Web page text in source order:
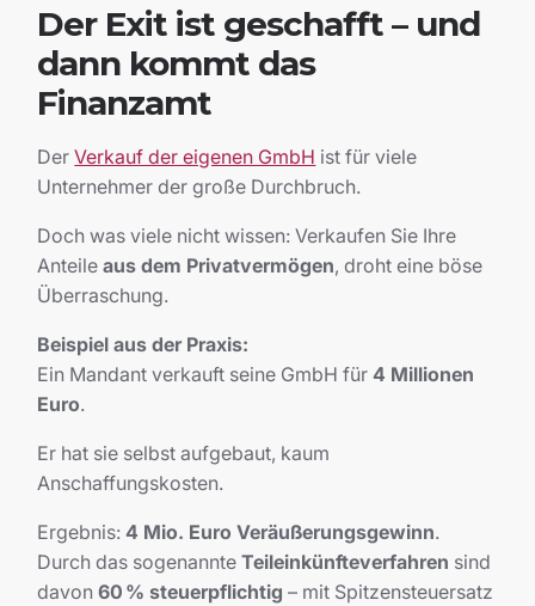
Der Exit ist geschafft – und
dann kommt das
Finanzamt
DerVerkauf der eigenen GmbH ist für viele
Unternehmer der große Durchbruch.
Doch was viele nicht wissen: Verkaufen Sie Ihre
Anteileaus dem Privatvermögen, droht eine böse
Überraschung.
Beispiel aus der Praxis:
Ein Mandant verkauft seine GmbH für4 Millionen
Euro.
Er hat sie selbst aufgebaut, kaum
Anschaffungskosten.
Ergebnis:4 Mio. Euro Veräußerungsgewinn.
Durch das sogenannteTeileinkünfteverfahren sind
davon60 % steuerpflichtig – mit Spitzensteuersatz